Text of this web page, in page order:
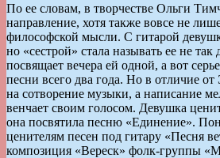
По ее словам, в творчестве Ольги
направление, хотя также вовсе не
философской мысли. С гитарой
но «сестрой» стала называть ее не так
посвящает вечера ей одной, а вот
песни всего два года. Но в отличие от
на сотворение музыки, а написание
венчает своим голосом. Девушка
она посвятила песню «Единение».
ценителям песен под гитару «Песня
композиция «Вереск» фолк-группы